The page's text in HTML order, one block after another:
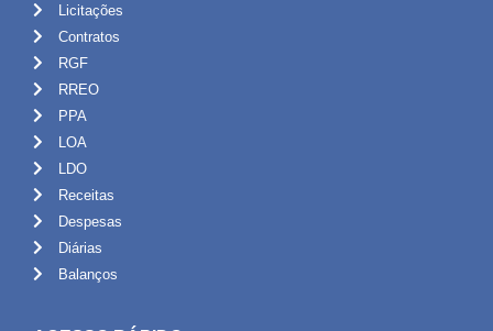
Licitações
Contratos
RGF
RREO
PPA
LOA
LDO
Receitas
Despesas
Diárias
Balanços